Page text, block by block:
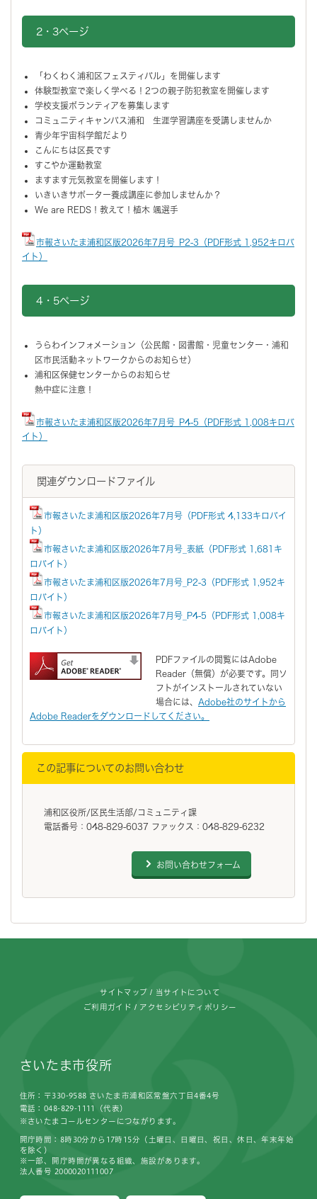
2・3ページ
「わくわく浦和区フェスティバル」を開催します
体験型教室で楽しく学べる！2つの親子防犯教室を開催します
学校支援ボランティアを募集します
コミュニティキャンパス浦和 生涯学習講座を受講しませんか
青少年宇宙科学館だより
こんにちは区長です
すこやか運動教室
ますます元気教室を開催します！
いきいきサポーター養成講座に参加しませんか？
We are REDS！教えて！植木 颯選手
市報さいたま浦和区版2026年7月号_P2-3（PDF形式 1,952キロバ
イト）
4・5ページ
うらわインフォメーション（公民館・図書館・児童センター・浦和
区市民活動ネットワークからのお知らせ）
浦和区保健センターからのお知らせ
熱中症に注意！
市報さいたま浦和区版2026年7月号_P4-5（PDF形式 1,008キロバ
イト）
関連ダウンロードファイル
市報さいたま浦和区版2026年7月号（PDF形式 4,133キロバイ
ト）
市報さいたま浦和区版2026年7月号_表紙（PDF形式 1,681キ
ロバイト）
市報さいたま浦和区版2026年7月号_P2-3（PDF形式 1,952キ
ロバイト）
市報さいたま浦和区版2026年7月号_P4-5（PDF形式 1,008キ
ロバイト）
PDFファイルの閲覧にはAdobe
Reader（無償）が必要です。同ソ
フトがインストールされていない
場合には、 Adobe社のサイトから
Adobe Readerをダウンロードしてください。
この記事についてのお問い合わせ
浦和区役所/区民生活部/コミュニティ課
電話番号：048-829-6037 ファックス：048-829-6232
お問い合わせフォーム
サイトマップ 当サイトについて
ご利用ガイド アクセシビリティポリシー
さいたま市役所
住所：〒330-9588 さいたま市浦和区常盤六丁目4番4号
電話：048-829-1111（代表）
※さいたまコールセンターにつながります。
開庁時間：8時30分から17時15分（土曜日、日曜日、祝日、休日、年末年始
を除く）
※一部、開庁時間が異なる組織、施設があります。
法人番号 2000020111007